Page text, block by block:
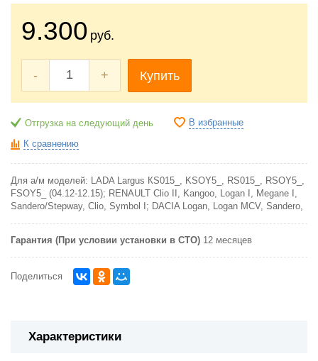
9.300 руб.
- + Купить
Отгрузка на следующий день В избранные
К сравнению
Для а/м моделей: LADA Largus КS015_, KSOY5_, RS015_, RSOY5_,
FSOY5_ (04.12-12.15); RENAULT Clio II, Kangoo, Logan I, Megane I,
Sandero/Stepway, Clio, Symbol I; DACIA Logan, Logan MCV, Sandero,
Гарантия (При условии установки в СТО) 12 месяцев
Поделиться
Характеристики